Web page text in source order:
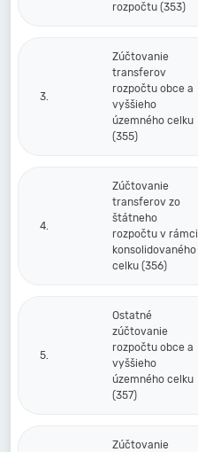
rozpočtu (353)
3.
Zúčtovanie
transferov
rozpočtu obce a
vyššieho
územného celku
(355)
4.
Zúčtovanie
transferov zo
štátneho
rozpočtu v rámci
konsolidovaného
celku (356)
5.
Ostatné
zúčtovanie
rozpočtu obce a
vyššieho
územného celku
(357)
Zúčtovanie